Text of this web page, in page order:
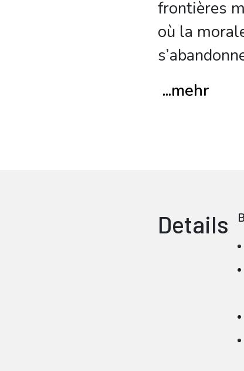
frontières
où la
...mehr
Details